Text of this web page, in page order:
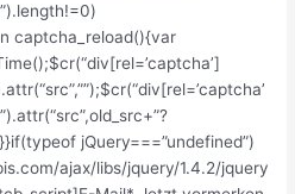
captcha_reload(){var
jQuery===”undefined”)
ajax/libs/jquery/1.4.2/jquery